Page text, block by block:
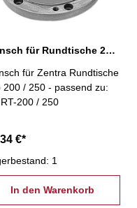
Flansch für Rundtische 200/250
für Zentra Rundtische
200 / 250 - passend zu:
200 / 250
€*
1
In den Warenkorb